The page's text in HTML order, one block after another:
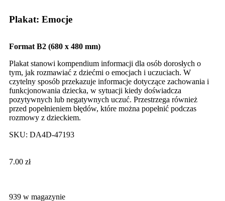
Plakat: Emocje
Format B2 (680 x 480 mm)
Plakat stanowi kompendium informacji dla osób dorosłych o
tym, jak rozmawiać z dziećmi o emocjach i uczuciach. W
czytelny sposób przekazuje informacje dotyczące zachowania i
funkcjonowania dziecka, w sytuacji kiedy doświadcza
pozytywnych lub negatywnych uczuć. Przestrzega również
przed popełnieniem błędów, które można popełnić podczas
rozmowy z dzieckiem.
SKU: DA4D-47193
7.00 zł
939 w magazynie